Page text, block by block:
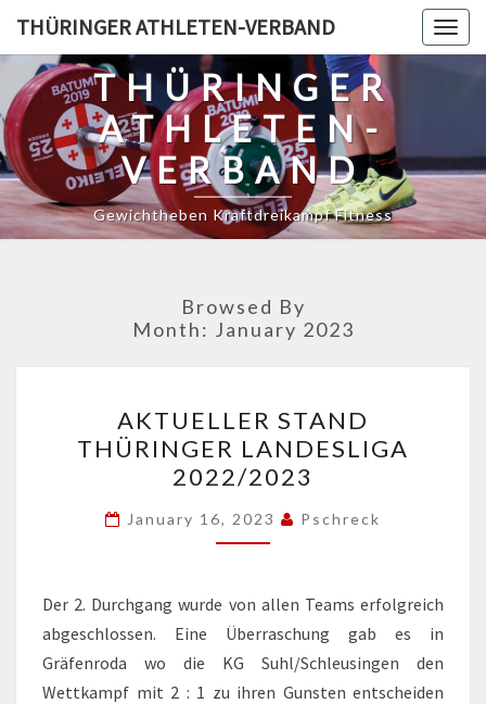
content
THÜRINGER ATHLETEN-VERBAND
THÜRINGER
ATHLETEN-
VERBAND
Gewichtheben Kraftdreikampf Fitness
Browsed By
Month: January 2023
STAND
THÜRINGER
LANDESLIGA
2022/2023
AKTUELLER STAND
THÜRINGER LANDESLIGA
2022/2023
January 16, 2023 Pschreck
Der 2. Durchgang wurde von allen Teams erfolgreich
abgeschlossen. Eine Überraschung gab es in
Gräfenroda wo die KG Suhl/Schleusingen den
Wettkampf mit 2 : 1 zu ihren Gunsten entscheiden